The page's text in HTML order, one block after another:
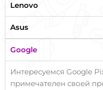
Lenovo
Asus
Google
Интересуемся Google
примечателен своей